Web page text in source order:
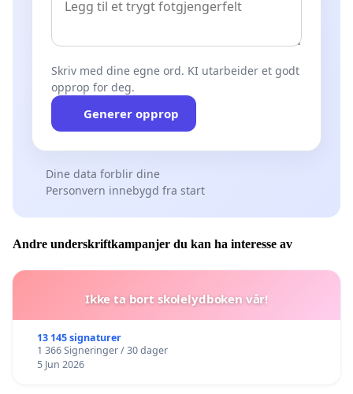
Skriv med dine egne ord. KI utarbeider et godt
opprop for deg.
Generer opprop
Dine data forblir dine
Personvern innebygd fra start
Andre underskriftkampanjer du kan ha interesse av
Ikke ta bort skolelydboken vår!
13 145 signaturer
1 366 Signeringer / 30 dager
5 Jun 2026